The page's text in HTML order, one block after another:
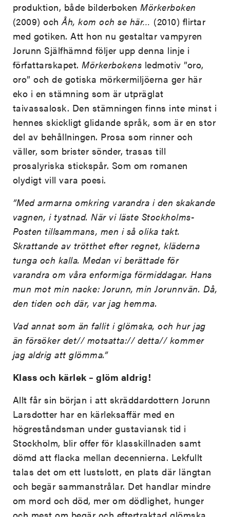
produktion, både bilderbokenMörkerboken
(2009) ochÅh, kom och se här… (2010) flirtar
med gotiken. Att hon nu gestaltar vampyren
Jorunn Själfhämnd följer upp denna linje i
författarskapet.Mörkerbokens ledmotiv ”oro,
oro” och de gotiska mörkermiljöerna ger här
eko i en stämning som är utpräglat
taivassalosk. Den stämningen finns inte minst i
hennes skickligt glidande språk, som är en stor
del av behållningen. Prosa som rinner och
väller, som brister sönder, trasas till
prosalyriska stickspår. Som om romanen
olydigt vill vara poesi.
”Med armarna omkring varandra i den skakande
vagnen, i tystnad. När vi läste Stockholms-
Posten tillsammans, men i så olika takt.
Skrattande av trötthet efter regnet, kläderna
tunga och kalla. Medan vi berättade för
varandra om våra enformiga förmiddagar. Hans
mun mot min nacke: Jorunn, min Jorunnvän. Då,
den tiden och där, var jag hemma.
Vad annat som än fallit i glömska, och hur jag
än försöker det// motsatta:// detta// kommer
jag aldrig att glömma.”
Klass och kärlek – glöm aldrig!
Allt får sin början i att skräddardottern Jorunn
Larsdotter har en kärleksaffär med en
högreståndsman under gustaviansk tid i
Stockholm, blir offer för klasskillnaden samt
dömd att flacka mellan decennierna. Lekfullt
talas det om ett lustslott, en plats där längtan
och begär sammanstrålar. Det handlar mindre
om mord och död, mer om dödlighet, hunger